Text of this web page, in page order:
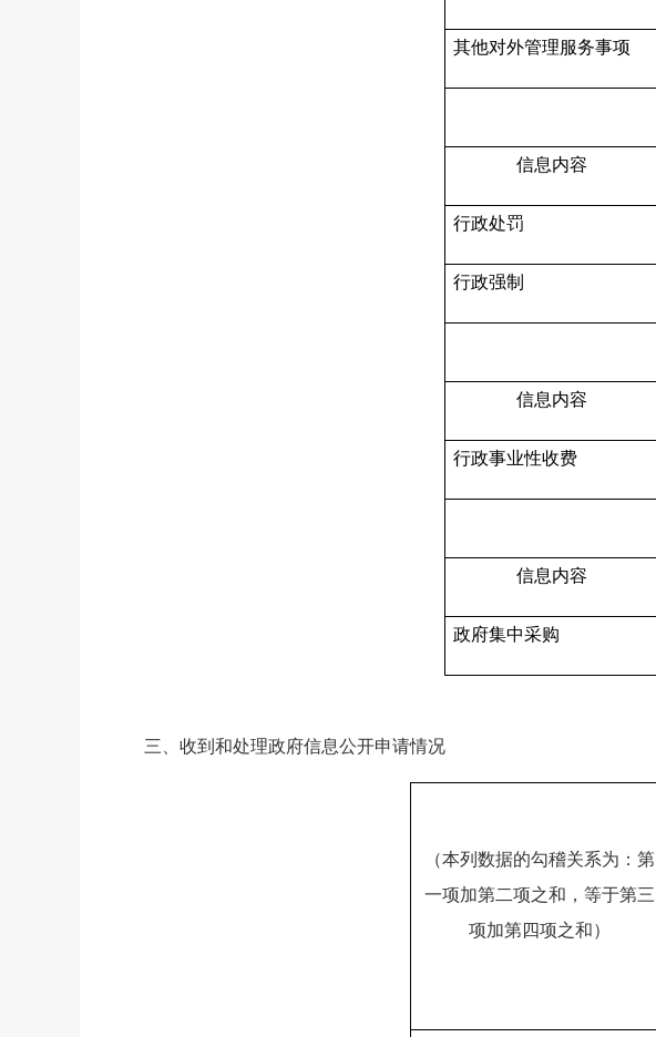
其他对外管理服务事项
信息内容
行政处罚
行政强制
信息内容
行政事业性收费
信息内容
政府集中采购
三、收到和处理政府信息公开申请情况
（本列数据的勾稽关系为：第
一项加第二项之和，等于第三
项加第四项之和）